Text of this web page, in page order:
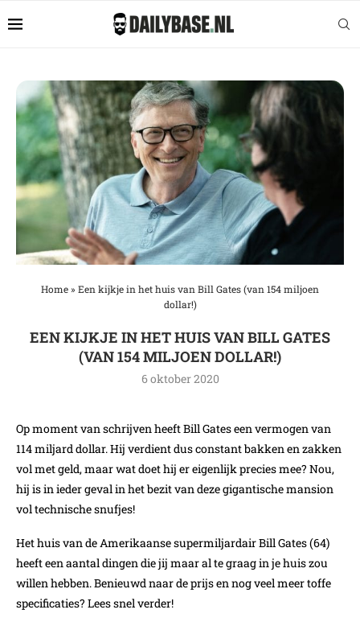
Home» Een kijkje in het huis van Bill Gates (van 154 miljoen
dollar!)
EEN KIJKJE IN HET HUIS VAN BILL GATES
(VAN 154 MILJOEN DOLLAR!)
6 oktober 2020
Op moment van schrijven heeft Bill Gates een vermogen van
114 miljard dollar. Hij verdient dus constant bakken en zakken
vol met geld, maar wat doet hij er eigenlijk precies mee? Nou,
hij is in ieder geval in het bezit van deze gigantische mansion
vol technische snufjes!
Het huis van de Amerikaanse supermiljardair Bill Gates (64)
heeft een aantal dingen die jij maar al te graag in je huis zou
willen hebben. Benieuwd naar de prijs en nog veel meer toffe
specificaties? Lees snel verder!